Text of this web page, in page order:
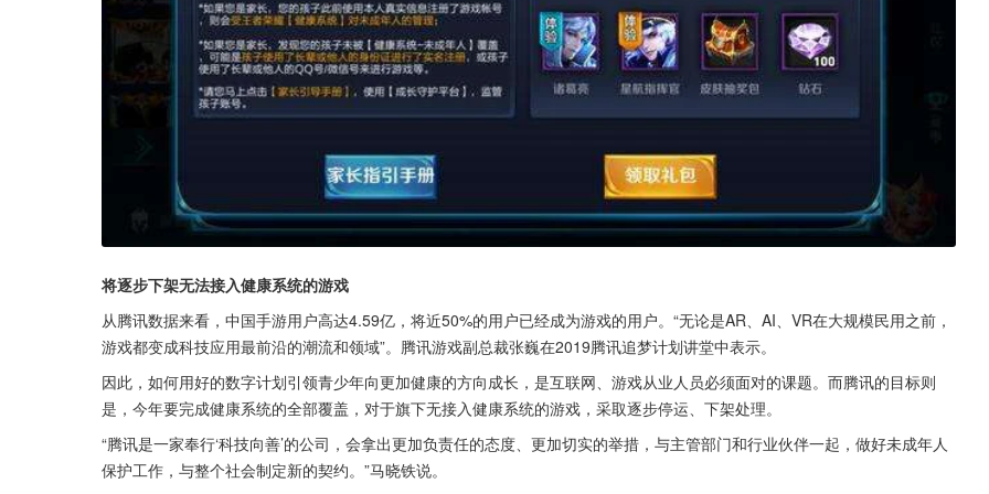
将逐步下架无法接入健康系统的游戏
从腾讯数据来看，中国手游用户高达4.59亿，将近50%的用户已经成为游戏的用户。“无论是AR、AI、VR在大规模民用之前，
游戏都变成科技应用最前沿的潮流和领域”。腾讯游戏副总裁张巍在2019腾讯追梦计划讲堂中表示。
因此，如何用好的数字计划引领青少年向更加健康的方向成长，是互联网、游戏从业人员必须面对的课题。而腾讯的目标则
是，今年要完成健康系统的全部覆盖，对于旗下无接入健康系统的游戏，采取逐步停运、下架处理。
“腾讯是一家奉行‘科技向善’的公司，会拿出更加负责任的态度、更加切实的举措，与主管部门和行业伙伴一起，做好未成年人
保护工作，与整个社会制定新的契约。”马晓铁说。